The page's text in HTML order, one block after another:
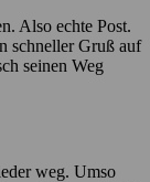
Also echte Post.
schneller Gruß auf
seinen Weg
weg. Umso